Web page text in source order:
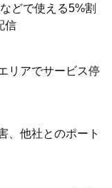
どで使える5%割
信
リアでサービス停
、他社とのポート